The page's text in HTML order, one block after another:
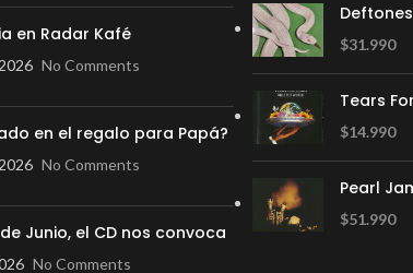
en Radar Kafé
No Comments
en el regalo para Papá?
No Comments
Junio, el CD nos convoca
No Comments
$31.990
Tears
$14.990
Pearl
$51.990